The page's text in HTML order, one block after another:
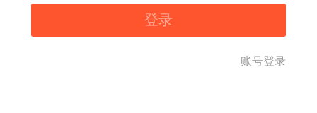
登录
账号登录